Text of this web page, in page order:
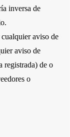
inversa de
aviso de
aviso de
registrada) de o
o